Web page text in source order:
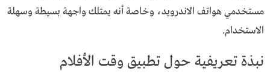
مستخدمي هواتف الاندرويد، وخاصة أنه يمتلك واجهة بسيطة وسهلة
الاستخدام.
نبذة تعريفية حول تطبيق وقت الأفلام